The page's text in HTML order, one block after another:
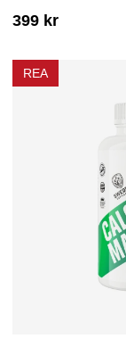
399 kr
REA